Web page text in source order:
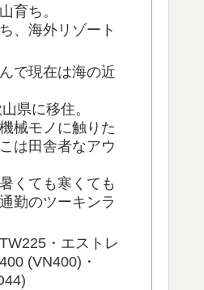
育ち。
、海外リゾート
で現在は海の近
県に移住。
械モノに触りた
は田舎者なアウ
くても寒くても
勤のツーキンラ
・エストレ
(VN400)・